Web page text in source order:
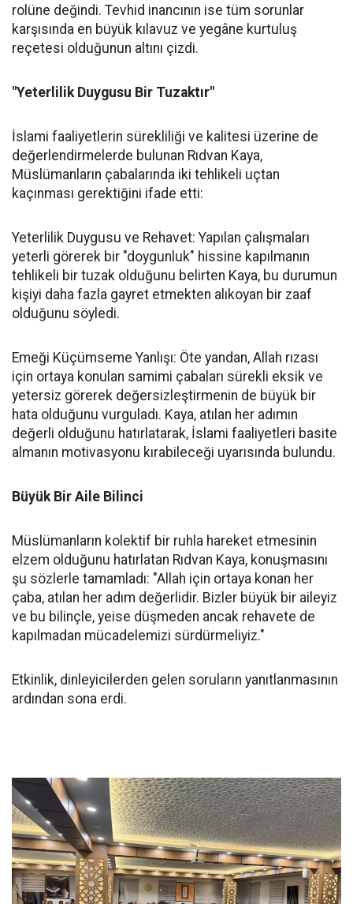
rolüne değindi. Tevhid inancının ise tüm sorunlar
karşısında en büyük kılavuz ve yegâne kurtuluş
reçetesi olduğunun altını çizdi.
"Yeterlilik Duygusu Bir Tuzaktır"
İslami faaliyetlerin sürekliliği ve kalitesi üzerine de
değerlendirmelerde bulunan Rıdvan Kaya,
Müslümanların çabalarında iki tehlikeli uçtan
kaçınması gerektiğini ifade etti:
Yeterlilik Duygusu ve Rehavet: Yapılan çalışmaları
yeterli görerek bir "doygunluk" hissine kapılmanın
tehlikeli bir tuzak olduğunu belirten Kaya, bu durumun
kişiyi daha fazla gayret etmekten alıkoyan bir zaaf
olduğunu söyledi.
Emeği Küçümseme Yanlışı: Öte yandan, Allah rızası
için ortaya konulan samimi çabaları sürekli eksik ve
yetersiz görerek değersizleştirmenin de büyük bir
hata olduğunu vurguladı. Kaya, atılan her adımın
değerli olduğunu hatırlatarak, İslami faaliyetleri basite
almanın motivasyonu kırabileceği uyarısında bulundu.
Büyük Bir Aile Bilinci
Müslümanların kolektif bir ruhla hareket etmesinin
elzem olduğunu hatırlatan Rıdvan Kaya, konuşmasını
şu sözlerle tamamladı: "Allah için ortaya konan her
çaba, atılan her adım değerlidir. Bizler büyük bir aileyiz
ve bu bilinçle, yeise düşmeden ancak rehavete de
kapılmadan mücadelemizi sürdürmeliyiz."
Etkinlik, dinleyicilerden gelen soruların yanıtlanmasının
ardından sona erdi.